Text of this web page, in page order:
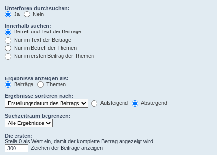
Unterforen durchsuchen:
Ja
Nein
Innerhalb suchen:
Betreff und Text der Beiträge
Nur im Text der Beiträge
Nur im Betreff der Themen
Nur im ersten Beitrag der Themen
Ergebnisse anzeigen als:
Beiträge
Themen
Ergebnisse sortieren nach:
Aufsteigend
Absteigend
Suchzeitraum begrenzen:
Die ersten:
Stelle 0 als Wert ein, damit der komplette Beitrag angezeigt wird.
Zeichen der Beiträge anzeigen